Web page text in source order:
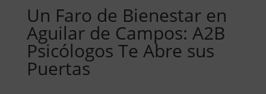
Un Faro de Bienestar en
Aguilar de Campos: A2B
Psicólogos Te Abre sus
Puertas